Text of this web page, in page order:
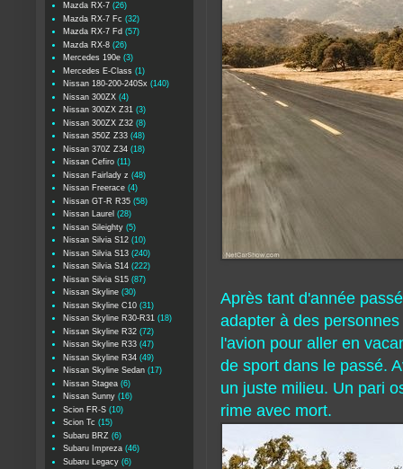
Après tant d'année
adapter à des
l'avion pour aller en
de sport dans le passé.
un juste milieu. Un pari
rime avec mort.
Mazda RX-7 (26)
Mazda RX-7 Fc (32)
Mazda RX-7 Fd (57)
Mazda RX-8 (26)
Mercedes 190e (3)
Mercedes E-Class (1)
Nissan 180-200-240Sx (140)
Nissan 300ZX (4)
Nissan 300ZX Z31 (3)
Nissan 300ZX Z32 (8)
Nissan 350Z Z33 (48)
Nissan 370Z Z34 (18)
Nissan Cefiro (11)
Nissan Fairlady z (48)
Nissan Freerace (4)
Nissan GT-R R35 (58)
Nissan Laurel (28)
Nissan Sileighty (5)
Nissan Silvia S12 (10)
Nissan Silvia S13 (240)
Nissan Silvia S14 (222)
Nissan Silvia S15 (87)
Nissan Skyline (30)
Nissan Skyline C10 (31)
Nissan Skyline R30-R31 (18)
Nissan Skyline R32 (72)
Nissan Skyline R33 (47)
Nissan Skyline R34 (49)
Nissan Skyline Sedan (17)
Nissan Stagea (6)
Nissan Sunny (16)
Scion FR-S (10)
Scion Tc (15)
Subaru BRZ (6)
Subaru Impreza (46)
Subaru Legacy (6)